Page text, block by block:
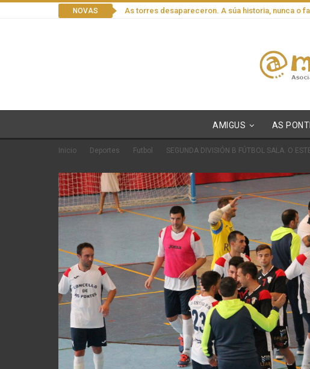
NOVAS As torres desapareceron. A súa historia, nunca o
AMIGUS AS
Inicio Deportes Futbol SEGUNDA DIVISIÓN B FÚTBOL SALA. O